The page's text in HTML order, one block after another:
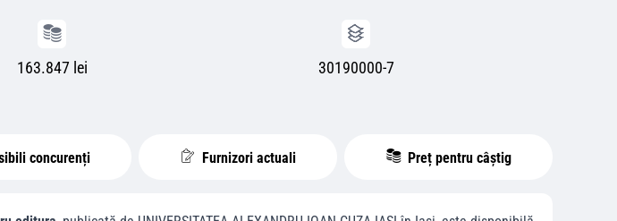
163.847 lei 30190000-7
concurenți Furnizori actuali Preț pentru câștig